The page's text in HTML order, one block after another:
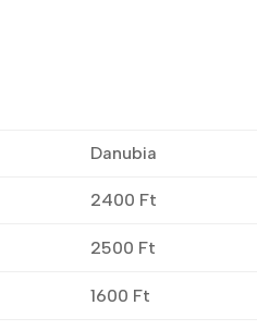
Danubia
2400 Ft
2500 Ft
1600 Ft